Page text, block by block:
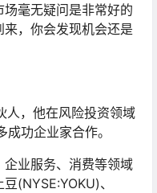
毫无疑问是非常好的
，你会发现机会还是
人，他在风险投资领域
功企业家合作。
业服务、消费等领域
(NYSE:YOKU)、